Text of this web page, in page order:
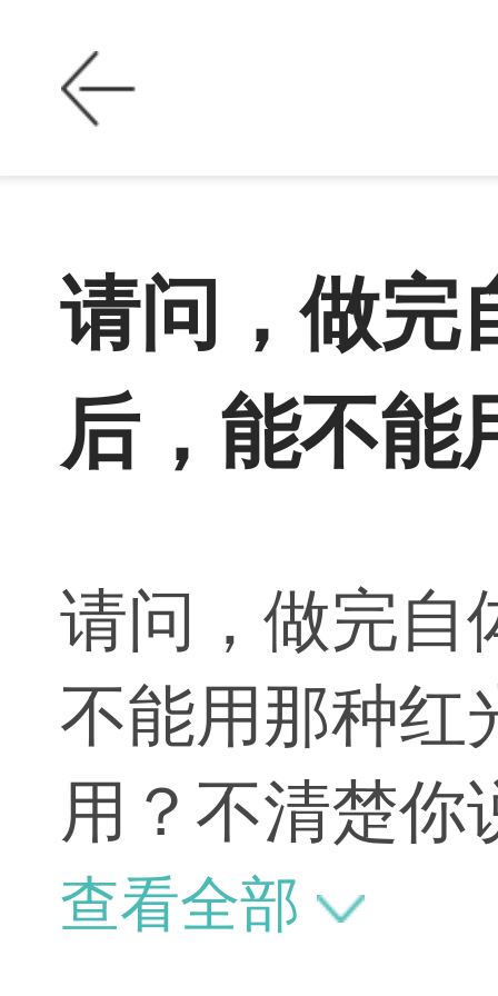
请问，做完
后，能不能
请问，做完自
不能用那种红
用？不清楚你
2周之后再开
查看全部